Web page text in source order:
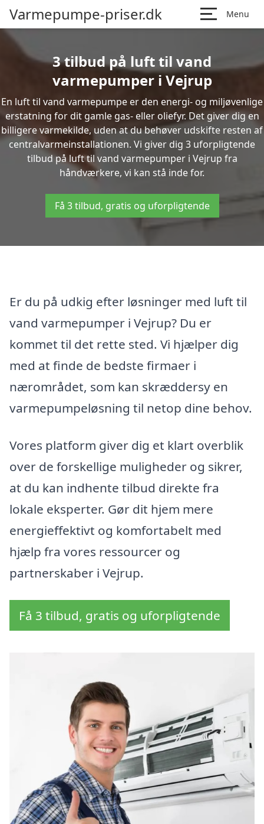
Varmepumpe-priser.dk Menu
3 tilbud på luft til vand
varmepumper i Vejrup
En luft til vand varmepumpe er den energi- og miljøvenlige
erstatning for dit gamle gas- eller oliefyr. Det giver dig en
billigere varmekilde, uden at du behøver udskifte resten af
centralvarmeinstallationen. Vi giver dig 3 uforpligtende
tilbud på luft til vand varmepumper i Vejrup fra
håndværkere, vi kan stå inde for.
Få 3 tilbud, gratis og uforpligtende
Er du på udkig efter løsninger med luft til
vand varmepumper i Vejrup? Du er
kommet til det rette sted. Vi hjælper dig
med at finde de bedste firmaer i
nærområdet, som kan skræddersy en
varmepumpeløsning til netop dine behov.
Vores platform giver dig et klart overblik
over de forskellige muligheder og sikrer,
at du kan indhente tilbud direkte fra
lokale eksperter. Gør dit hjem mere
energieffektivt og komfortabelt med
hjælp fra vores ressourcer og
partnerskaber i Vejrup.
Få 3 tilbud, gratis og uforpligtende